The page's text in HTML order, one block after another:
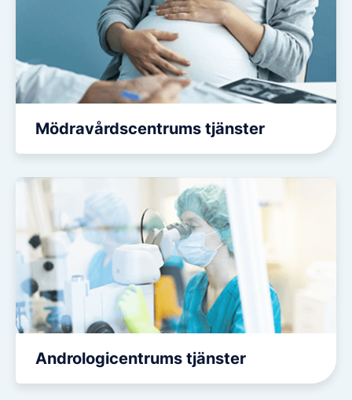
Mödravårdscentrums tjänster
Andrologicentrums tjänster